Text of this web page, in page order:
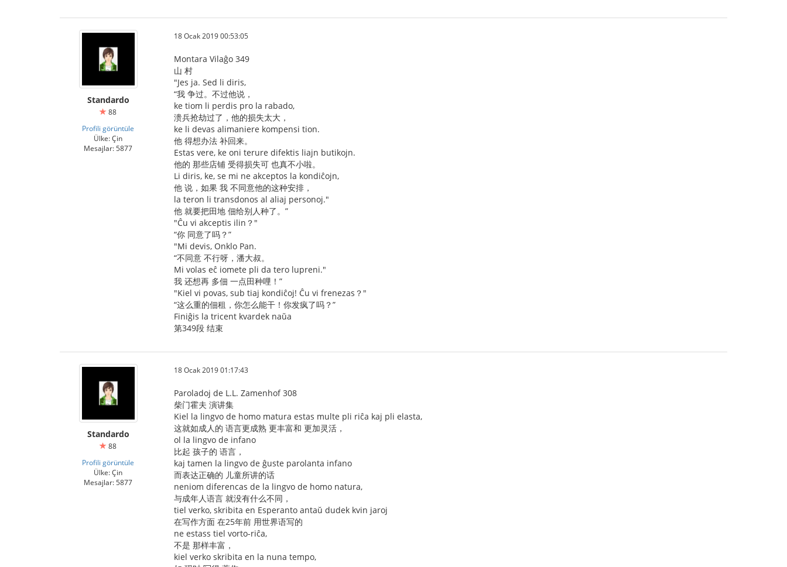
Standardo
88
Profili görüntüle
Ülke: Çin
Mesajlar: 5877
18 Ocak 2019 00:53:05
Montara Vilaĝo 349
山 村
"Jes ja. Sed li diris,
“我 争过。不过他说，
ke tiom li perdis pro la rabado,
溃兵抢劫过了，他的损失太大，
ke li devas alimaniere kompensi tion.
他 得想办法 补回来。
Estas vere, ke oni terure difektis liajn butikojn.
他的 那些店铺 受得损失可 也真不小啦。
Li diris, ke, se mi ne akceptos la kondiĉojn,
他 说，如果 我 不同意他的这种安排，
la teron li transdonos al aliaj personoj."
他 就要把田地 佃给别人种了。”
"Ĉu vi akceptis ilin？"
“你 同意了吗？”
"Mi devis, Onklo Pan.
“不同意 不行呀，潘大叔。
Mi volas eĉ iomete pli da tero lupreni."
我 还想再 多佃 一点田种哩！”
"Kiel vi povas, sub tiaj kondiĉoj! Ĉu vi frenezas？"
“这么重的佃租，你怎么能干！你发疯了吗？”
Finiĝis la tricent kvardek naŭa
第349段 结束
Standardo
88
Profili görüntüle
Ülke: Çin
Mesajlar: 5877
18 Ocak 2019 01:17:43
Paroladoj de L.L. Zamenhof 308
柴门霍夫 演讲集
Kiel la lingvo de homo matura estas multe pli riĉa kaj pli elasta,
这就如成人的 语言更成熟 更丰富和 更加灵活，
ol la lingvo de infano
比起 孩子的 语言，
kaj tamen la lingvo de ĝuste parolanta infano
而表达正确的 儿童所讲的话
neniom diferencas de la lingvo de homo natura,
与成年人语言 就没有什么不同，
tiel verko, skribita en Esperanto antaŭ dudek kvin jaroj
在写作方面 在25年前 用世界语写的
ne estass tiel vorto-riĉa,
不是 那样丰富，
kiel verko skribita en la nuna tempo,